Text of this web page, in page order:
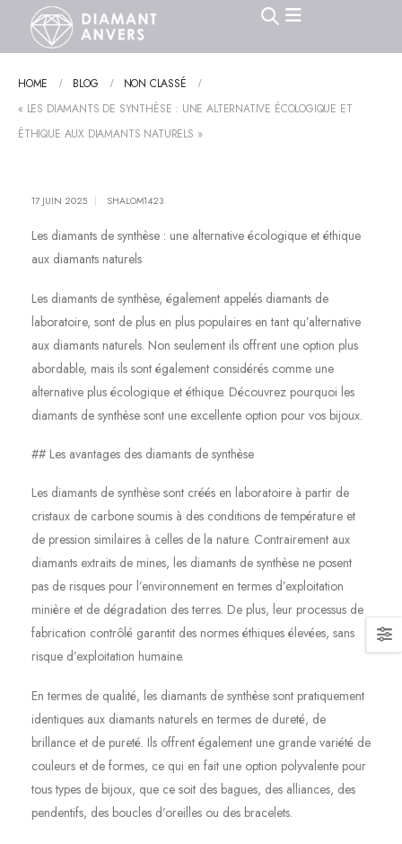
HOME BLOG
NON CLASSÉ
« LES DIAMANTS DE SYNTHÈSE : UNE ALTERNATIVE ÉCOLOGIQUE ET
ÉTHIQUE AUX DIAMANTS NATURELS »
17 JUIN 2025 SHALOM1423
Les diamants de synthèse : une alternative écologique et éthique
aux diamants naturels
Les diamants de synthèse, également appelés diamants de
laboratoire, sont de plus en plus populaires en tant qu’alternative
aux diamants naturels. Non seulement ils offrent une option plus
abordable, mais ils sont également considérés comme une
alternative plus écologique et éthique. Découvrez pourquoi les
diamants de synthèse sont une excellente option pour vos bijoux.
## Les avantages des diamants de synthèse
Les diamants de synthèse sont créés en laboratoire à partir de
cristaux de carbone soumis à des conditions de température et
de pression similaires à celles de la nature. Contrairement aux
diamants extraits de mines, les diamants de synthèse ne posent
pas de risques pour l’environnement en termes d’exploitation
minière et de dégradation des terres. De plus, leur processus de
fabrication contrôlé garantit des normes éthiques élevées, sans
risque d’exploitation humaine.
En termes de qualité, les diamants de synthèse sont pratiquement
identiques aux diamants naturels en termes de dureté, de
brillance et de pureté. Ils offrent également une grande variété de
couleurs et de formes, ce qui en fait une option polyvalente pour
tous types de bijoux, que ce soit des bagues, des alliances, des
pendentifs, des boucles d’oreilles ou des bracelets.